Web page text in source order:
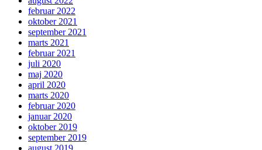
februar 2022
oktober 2021
september 2021
marts 2021
februar 2021
juli 2020
maj 2020
april 2020
marts 2020
februar 2020
januar 2020
oktober 2019
september 2019
august 2019